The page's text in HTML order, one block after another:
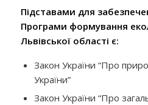
Підставами для
Програми формування
Львівської області є:
Закон України “Про
України”
Закон України “Про